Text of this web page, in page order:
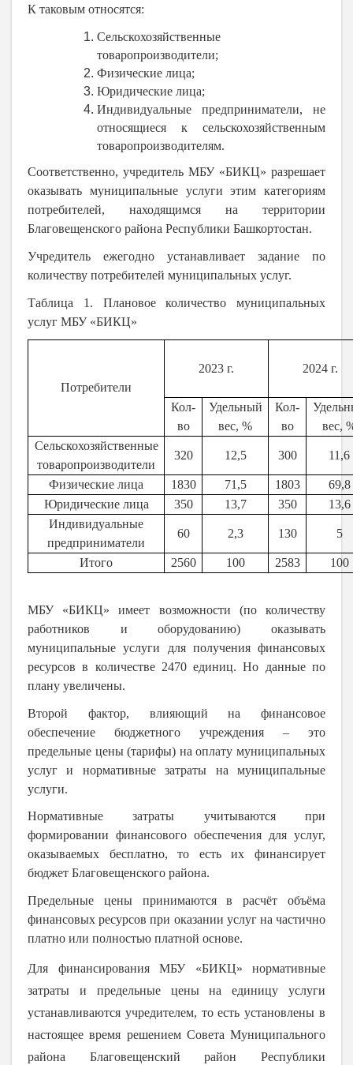
К таковым относятся:
Сельскохозяйственные
товаропроизводители;
Физические лица;
Юридические лица;
Индивидуальные предприниматели, не
относящиеся к сельскохозяйственным
товаропроизводителям.
Соответственно, учредитель МБУ «БИКЦ» разрешает
оказывать муниципальные услуги этим категориям
потребителей, находящимся на территории
Благовещенского района Республики Башкортостан.
Учредитель ежегодно устанавливает задание по
количеству потребителей муниципальных услуг.
Таблица 1. Плановое количество муниципальных
услуг МБУ «БИКЦ»
Потребители
2023 г. 2024 г.
Кол-
во
Удельный
вес, %
Кол-
во
вес,
Сельскохозяйственные
товаропроизводители
320 12,5 300 11,6
Физические лица 1830 71,5 1803
69,8
Юридические лица
350 13,7 350
13,6
Индивидуальные
предприниматели
60 2,3 130 5
Итого 2560 100 2583 100
МБУ «БИКЦ» имеет возможности (по количеству
работников и оборудованию) оказывать
муниципальные услуги для получения финансовых
ресурсов в количестве 2470 единиц. Но данные по
плану увеличены.
Второй фактор, влияющий на финансовое
обеспечение бюджетного учреждения – это
предельные цены (тарифы) на оплату муниципальных
услуг и нормативные затраты на муниципальные
услуги.
Нормативные затраты учитываются при
формировании финансового обеспечения для услуг,
оказываемых бесплатно, то есть их финансирует
бюджет Благовещенского района.
Предельные цены принимаются в расчёт объёма
финансовых ресурсов при оказании услуг на частично
платно или полностью платной основе.
Для финансирования МБУ «БИКЦ» нормативные
затраты и предельные цены на единицу услуги
устанавливаются учредителем, то есть установлены в
настоящее время решением Совета Муниципального
района Благовещенский район Республики